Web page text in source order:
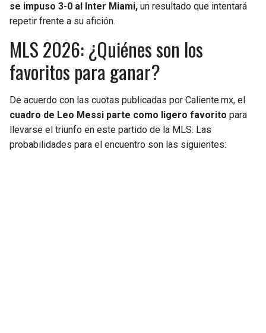
se impuso 3-0 al Inter Miami, un resultado que intentará
repetir frente a su afición.
MLS 2026: ¿Quiénes son los
favoritos para ganar?
De acuerdo con las cuotas publicadas por Caliente.mx, el
cuadro de Leo Messi parte como ligero favorito para
llevarse el triunfo en este partido de la MLS. Las
probabilidades para el encuentro son las siguientes: